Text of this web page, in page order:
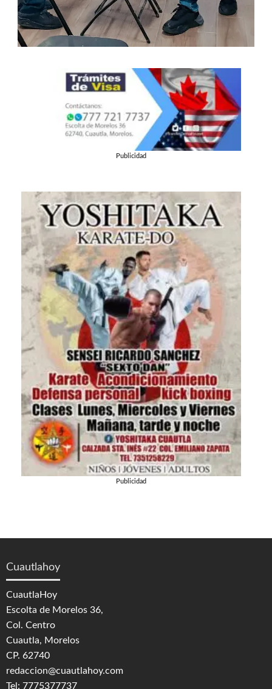
Publicidad
Publicidad
Cuautlahoy
CuautlaHoy
Escolta de Morelos 36,
Col. Centro
Cuautla, Morelos
CP. 62740
redaccion@cuautlahoy.com
Tel: 7775377737